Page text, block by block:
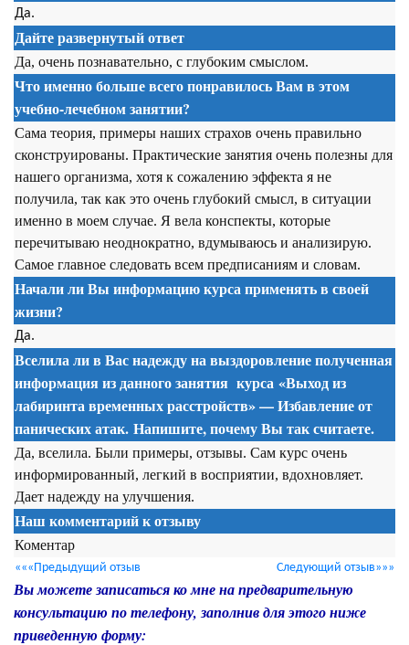
Да.
Дайте развернутый ответ
Да, очень познавательно, с глубоким смыслом.
Что именно больше всего понравилось Вам в этом
учебно-лечебном занятии?
Сама теория, примеры наших страхов очень правильно
сконструированы. Практические занятия очень полезны для
нашего организма, хотя к сожалению эффекта я не
получила, так как это очень глубокий смысл, в ситуации
именно в моем случае. Я вела конспекты, которые
перечитываю неоднократно, вдумываюсь и анализирую.
Самое главное следовать всем предписаниям и словам.
Начали ли Вы информацию курса применять в своей
жизни?
Да.
Вселила ли в Вас надежду на выздоровление полученная
информация из данного занятия курса «Выход из
лабиринта временных расстройств» — Избавление от
панических атак. Напишите, почему Вы так считаете.
Да, вселила. Были примеры, отзывы. Сам курс очень
информированный, легкий в восприятии, вдохновляет.
Дает надежду на улучшения.
Наш комментарий к отзыву
Коментар
«««Предыдущий отзыв Следующий отзыв»»»
Вы можете записаться ко мне на предварительную
консультацию по телефону, заполнив для этого ниже
приведенную форму: